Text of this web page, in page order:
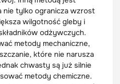
nie tylko ogranicza wzrost
wilgotność gleby i
odżywczych.
metody mechaniczne,
które nie narusza
chwasty są już silnie
metody chemiczne.